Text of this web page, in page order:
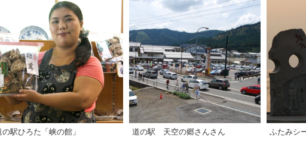
の駅ひろた「峡の館」 道の駅 天空の郷さんさん ふたみシ